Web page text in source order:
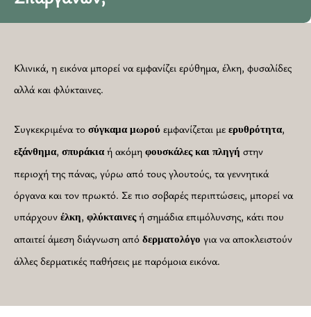
Κλινικά, η εικόνα μπορεί να εμφανίζει ερύθημα, έλκη, φυσαλίδες
αλλά και φλύκταινες.
Συγκεκριμένα το σύγκαμα μωρού εμφανίζεται με ερυθρότητα,
εξάνθημα, σπυράκιαή ακόμη φουσκάλες και πληγή στην
περιοχή της πάνας, γύρω από τους γλουτούς, τα γεννητικά
όργανα και τον πρωκτό. Σε πιο σοβαρές περιπτώσεις, μπορεί να
υπάρχουν έλκη, φλύκταινεςή σημάδια επιμόλυνσης, κάτι που
απαιτεί άμεση διάγνωση από δερματολόγο για να αποκλειστούν
άλλες δερματικές παθήσεις με παρόμοια εικόνα.